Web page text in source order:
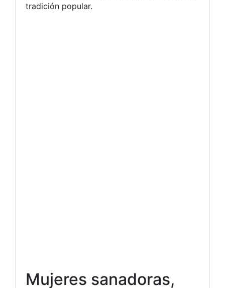
tradición popular.
Mujeres sanadoras,